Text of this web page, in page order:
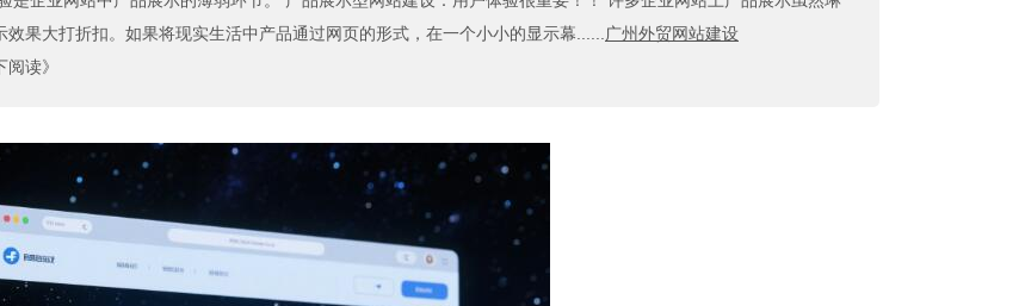
果大打折扣。如果将现实生活中产品通过网页的形式，在一个小小的显示幕......
广州外贸网站建设
读》